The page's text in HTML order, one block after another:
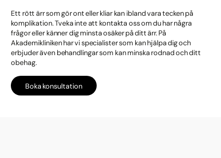
Ett rött ärr som gör ont eller kliar kan ibland vara tecken på
komplikation. Tveka inte att kontakta oss om du har några
frågor eller känner dig minsta osäker på ditt ärr. På
Akademikliniken har vi specialister som kan hjälpa dig och
erbjuder även behandlingar som kan minska rodnad och ditt
obehag.
Boka konsultation